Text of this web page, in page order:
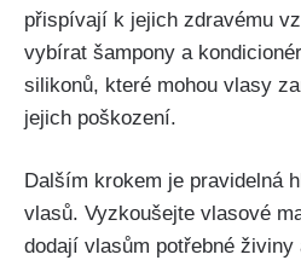
přispívají k jejich ​zdravému
vybírat šampony a
silikonů, které mohou vlasy‌
jejich poškození.
Dalším krokem je pravidelná
vlasů.⁢ Vyzkoušejte vlasové
dodají vlasům potřebné